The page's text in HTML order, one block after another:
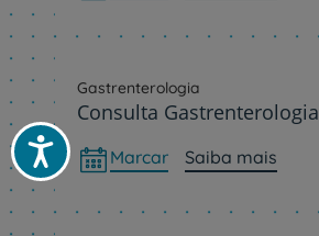
Acessibilidade
Gastrenterologia
Consulta Gastrenterologia
Marcar Saiba mais